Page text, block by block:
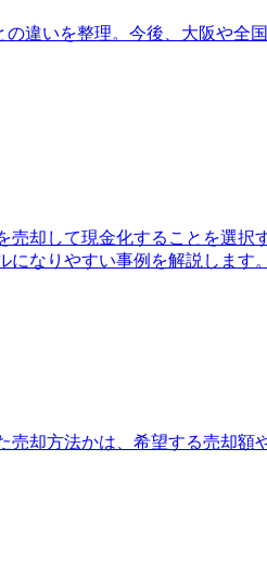
違いを整理。今後、大阪や全
却して現金化することを選択
なりやすい事例を解説します。
却方法かは、希望する売却額